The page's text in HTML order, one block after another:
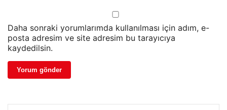
Daha sonraki yorumlarımda kullanılması için adım, e-
posta adresim ve site adresim bu tarayıcıya
kaydedilsin.